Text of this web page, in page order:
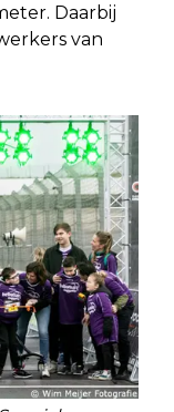
Daarbij
van